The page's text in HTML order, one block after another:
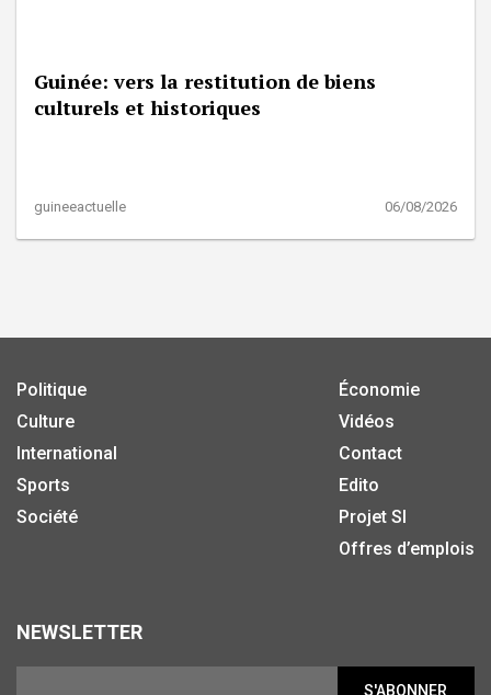
Guinée: vers la restitution de biens
culturels et historiques
guineeactuelle 06/08/2026
Politique
Culture
International
Sports
Société
Économie
Vidéos
Contact
Edito
Projet SI
Offres d’emplois
NEWSLETTER
S'ABONNER